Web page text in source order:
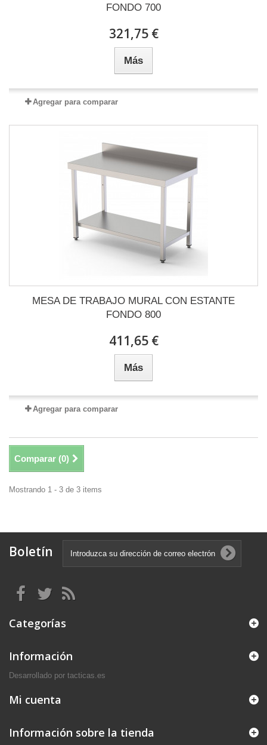
FONDO 700
321,75 €
Más
Agregar para comparar
MESA DE TRABAJO MURAL CON ESTANTE
FONDO 800
411,65 €
Más
Agregar para comparar
Comparar (0)
Mostrando 1 - 3 de 3 items
Boletín
Categorías
Información
Desarrollado por tacticas.es
Mi cuenta
Información sobre la tienda